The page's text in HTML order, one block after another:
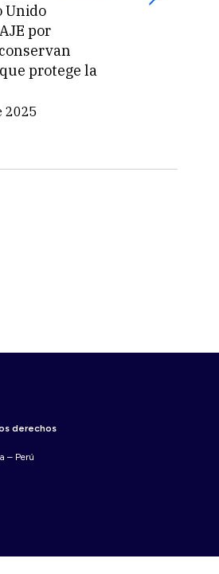
Unido
por
protege la
2025
derechos
– Perú